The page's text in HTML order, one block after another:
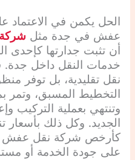
الحل يكمن في
عفش في جدة مثل
أن تثبت جدارتها كإحدى
خدمات النقل داخل جدة.
نقل تقليدية، بل توفر
التخطيط المسبق، وتمر
وتنتهي بعملية التركيب
الجديد. وكل ذلك بأسعار
كأرخص شركة نقل عفش
على جودة الخدمة أو